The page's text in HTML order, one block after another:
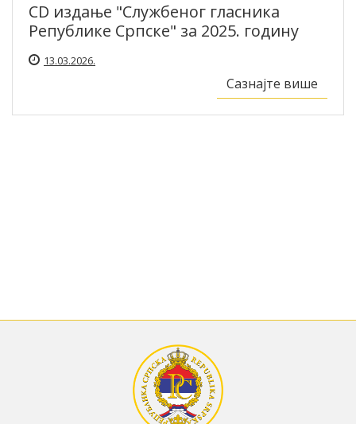
CD издање "Службеног гласника
Републике Српске" за 2025. годину
13.03.2026.
Сазнајте више